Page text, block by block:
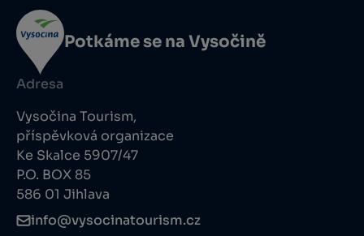
Potkáme se na Vysočině
Adresa
Vysočina Tourism,
příspěvková organizace
Ke Skalce 5907/47
P.O. BOX 85
586 01 Jihlava
info@vysocinatourism.cz